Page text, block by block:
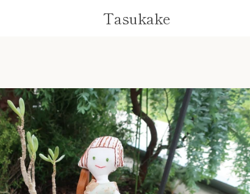
Tasukake
前
へ
次
へ
ス
ラ
イ
ド
ス
ラ
イ
ド
2
ス
ラ
イ
ド
3
ス
ラ
イ
ド
4
ス
ラ
イ
ド
5
ス
ラ
イ
ド
6
ス
ラ
イ
ド
7
ス
ラ
イ
ド
8
ス
ラ
イ
ド
9
ス
ラ
イ
ド
10